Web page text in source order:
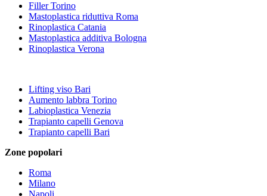
Filler Torino
Mastoplastica riduttiva Roma
Rinoplastica Catania
Mastoplastica additiva Bologna
Rinoplastica Verona
Lifting viso Bari
Aumento labbra Torino
Labioplastica Venezia
Trapianto capelli Genova
Trapianto capelli Bari
Zone popolari
Roma
Milano
Napoli